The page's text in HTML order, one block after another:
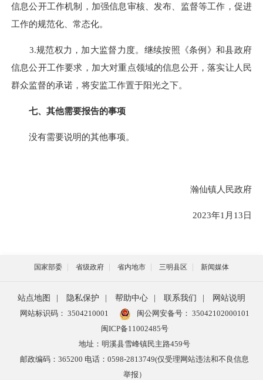
信息公开工作机制，加强信息审核、发布、监督等工作，促进
工作的规范化、常态化。
3.规范权力，加大监督力度。继续按照《条例》和县政府
信息公开工作要求，加大对重点领域的信息公开，落实让人民
群众监督的承诺，将安监工作置于阳光之下。
七、其他需要报告的事项
没有需要说明的其他事项。
瀚仙镇人民政府
2023年1月13日
国家部委 省级政府 省内地市 三明县区 新闻媒体
站点地图 隐私保护 帮助中心 联系我们
网站说明
网站标识码： 3504210001
闽公网安备号： 35042102000101
闽ICP备11002485号
地址：明溪县雪峰镇民主路459号
邮政编码：365200 电话：0598-2813749(仅受理网站违法和不良信息
举报）